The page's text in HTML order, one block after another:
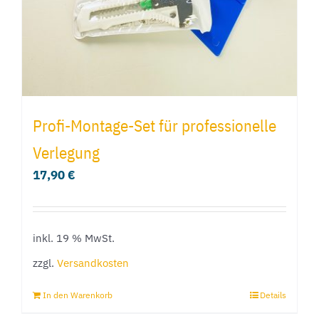
der
Produktseite
Profi-Montage-Set für professionelle
Verlegung
17,90€
inkl. 19 % MwSt.
zzgl. Versandkosten
In den Warenkorb Details